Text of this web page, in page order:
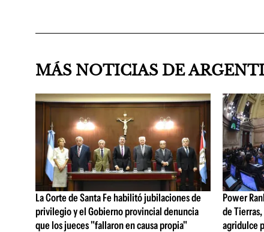
MÁS NOTICIAS DE
La Corte de Santa Fe habilitó jubilaciones de
privilegio y el Gobierno provincial denuncia
que los jueces "fallaron en causa propia"
Power
de
agridulce